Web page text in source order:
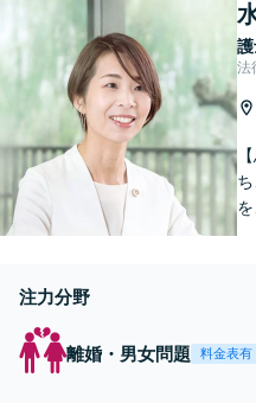
法
注力分野
離婚・男女問題 料金表有